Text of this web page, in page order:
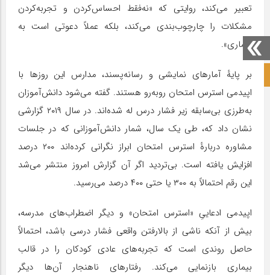
صفحه نخست آکادمی علمی
تعبیر می‌کند، روایتی که «نه‌فقط احساس‌کردن و تجربه‌کردن
مشکلات را چارچوب‌بندی می‌کند، بلکه عملاً دعوتی است به
بیماری».
بر پایهٔ آمارهای نمایشی و رسانه‌پسند، مدارس این روزها با
اپیدمی استرس امتحان روبه‌رو هستند. گفته می‌شود دانش‌آموزان
به‌طرزی بی‌سابقه زیر فشار درس له شده‌اند. در سال ۲۰۱۹ گزارشی
نشان داد که، طی یک سال، شمار دانش‌آموزانی که در جلسات
مشاوره دربارهٔ استرس امتحان ابراز نگرانی کرده‌اند ۲۰۰ درصد
افزایش یافته است. بی‌تردید اگر آن گزارش امروز منتشر می‌شد
این رقم احتمالاً به ۳۰۰ یا حتی ۴۰۰ درصد می‌رسید.
اپیدمی ادعاییِ «استرس امتحان» و دیگر اضطراب‌های مدرسه،
بیش از آنکه ناشی از بالارفتن واقعی فشار درسی باشد، احتمالاً
حاصل روندی است که تجربه‌های عادی کودکان را در قالب
بیماری بازنمایی می‌کند. رفتارهای ناهنجار آن‌ها دیگر